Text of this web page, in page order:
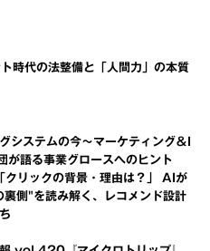
時代の法整備と「人間力」の本質
システムの今～マーケティング＆I
が語る事業グロースへのヒント
リックの背景・理由は？」 AIが
裏側"を読み解く、レコメンド設計